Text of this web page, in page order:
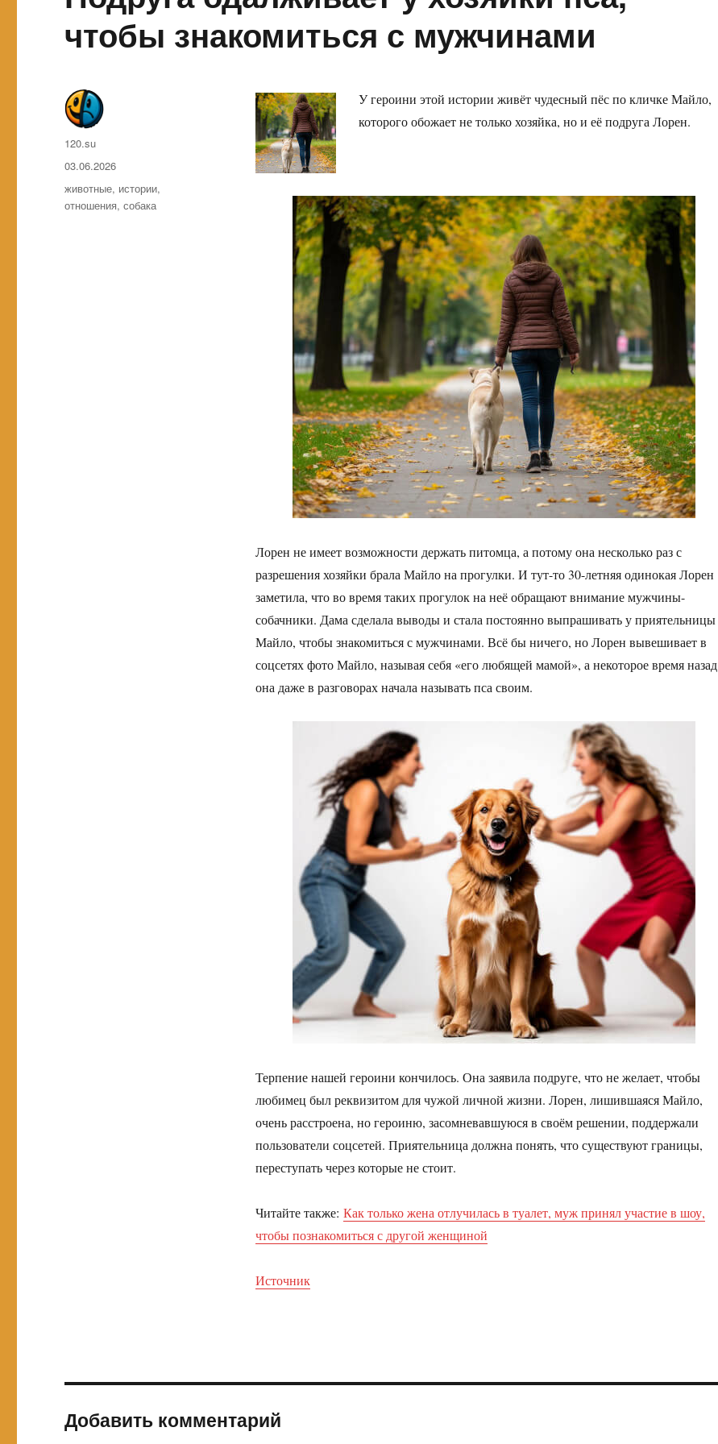
чтобы знакомиться с мужчинами
У героини этой истории живёт чудесный пёс по кличке Майло,
которого обожает не только хозяйка, но и её подруга Лорен.
Лорен не имеет возможности держать питомца, а потому она несколько раз с
разрешения хозяйки брала Майло на прогулки. И тут-то 30-летняя одинокая Лорен
заметила, что во время таких прогулок на неё обращают внимание мужчины-
собачники. Дама сделала выводы и стала постоянно выпрашивать у приятельницы
Майло, чтобы знакомиться с мужчинами. Всё бы ничего, но Лорен вывешивает в
соцсетях фото Майло, называя себя «его любящей мамой», а некоторое время назад
она даже в разговорах начала называть пса своим.
Терпение нашей героини кончилось. Она заявила подруге, что не желает, чтобы
любимец был реквизитом для чужой личной жизни. Лорен, лишившаяся Майло,
очень расстроена, но героиню, засомневавшуюся в своём решении, поддержали
пользователи соцсетей. Приятельница должна понять, что существуют границы,
переступать через которые не стоит.
Читайте также: Как только жена отлучилась в туалет, муж принял участие в шоу,
чтобы познакомиться с другой женщиной
Источник
Автор
120.su
Опубликовано
03.06.2026
Метки
животные, истории,
отношения,собака
Добавить комментарий